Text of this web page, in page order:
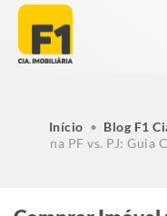
Início • Blog F1
na PF vs. PJ: